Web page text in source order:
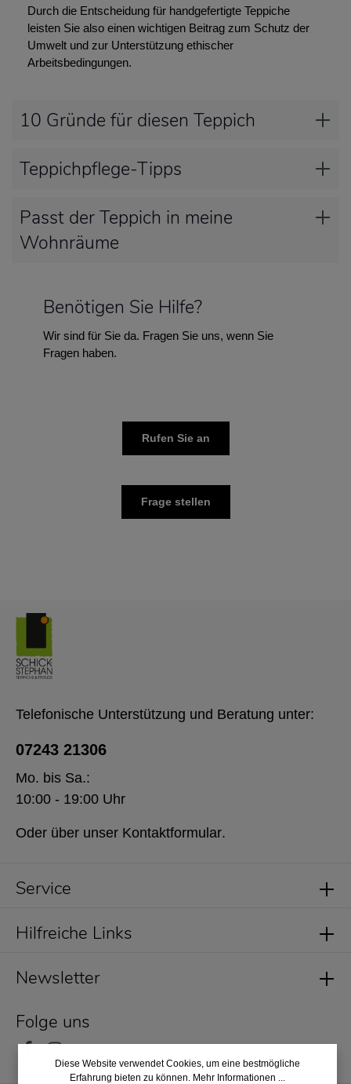
Durch die Entscheidung für handgefertigte Teppiche
leisten Sie also einen wichtigen Beitrag zum Schutz der
Umwelt und zur Unterstützung ethischer
Arbeitsbedingungen.
10 Gründe für diesen Teppich
Teppichpflege-Tipps
Passt der Teppich in meine
Wohnräume
Benötigen Sie Hilfe?
Wir sind für Sie da. Fragen Sie uns, wenn Sie
Fragen haben.
Rufen Sie an
Frage stellen
Service
Newsletter
Folge uns
Telefonische Unterstützung und Beratung unter:
07243 21306
Mo. bis Sa.:
10:00 - 19:00 Uhr
Oder über unser Kontaktformular.
Hilfreiche Links
Diese Website verwendet Cookies, um eine bestmögliche
Erfahrung bieten zu können. Mehr Informationen ...